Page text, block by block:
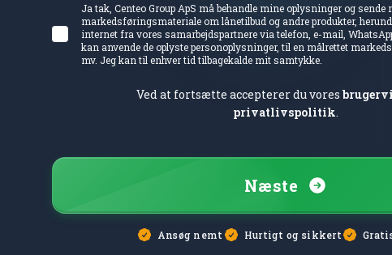
Ja tak, Centeo Group ApS må behandle mine oplysninger og sende
markedsføringsmateriale om lånetilbud og andre produkter,
internet fra vores samarbejdspartnere via telefon, e-mail,
kan anvende de oplyste personoplysninger, til en målrettet
mv. Jeg kan til enhver tid tilbagekalde mit samtykke.
Ved at fortsætte accepterer du vores
privatlivspolitik.
Næste
Ansøg nemt Hurtigt og sikkert